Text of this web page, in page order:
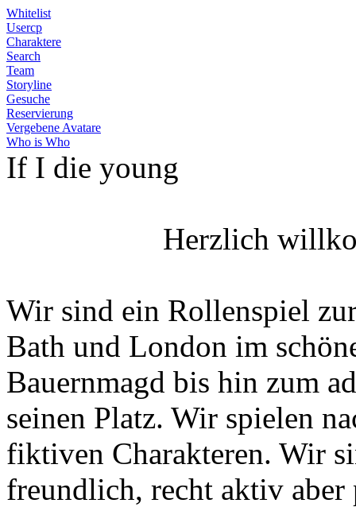
Whitelist
Usercp
Charaktere
Search
Team
Storyline
Gesuche
Reservierung
Vergebene Avatare
Who is Who
If I die young
Herzlich
Wir sind ein Rollenspiel
Bath und London im
Bauernmagd bis hin zum
seinen Platz. Wir spielen
fiktiven Charakteren. Wir
freundlich, recht aktiv aber